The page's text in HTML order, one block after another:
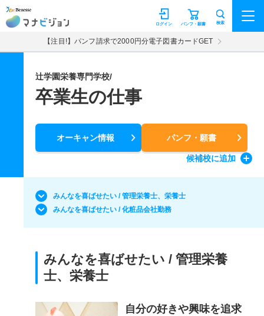
マナビジョン パンフ・願書
ログイン 検索
【注目!】パンフ請求で2000円分電子図書カードGET
辻学園栄養専門学校/
卒業生の仕事
オーキャン情報 パンフ・願書
候補校に追加
みんなを喜ばせたい / 管理栄養士、栄養士
みんなを喜ばせたい / 化粧品会社勤務
みんなを喜ばせたい / 管理栄養
士、栄養士
自分の好きや興味を追求